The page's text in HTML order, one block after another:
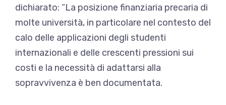
dichiarato: “La posizione finanziaria precaria di
molte università, in particolare nel contesto del
calo delle applicazioni degli studenti
internazionali e delle crescenti pressioni sui
costi e la necessità di adattarsi alla
sopravvivenza è ben documentata.